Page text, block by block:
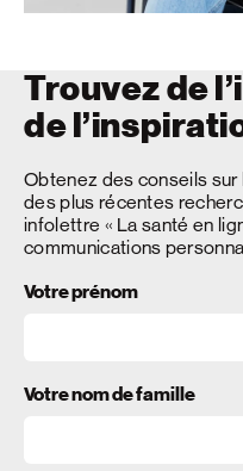
Trouvez de
de
Obtenez des conseils
des plus récentes
infolettre « La santé en
communications
Votre prénom
Votre nom de famille